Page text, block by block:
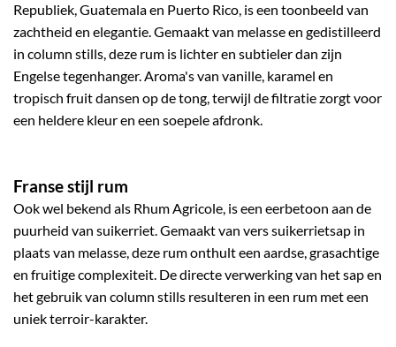
Republiek, Guatemala en Puerto Rico, is een toonbeeld van
zachtheid en elegantie. Gemaakt van melasse en gedistilleerd
in column stills, deze rum is lichter en subtieler dan zijn
Engelse tegenhanger. Aroma's van vanille, karamel en
tropisch fruit dansen op de tong, terwijl de filtratie zorgt voor
een heldere kleur en een soepele afdronk.
Franse stijl rum
Ook wel bekend als Rhum Agricole, is een eerbetoon aan de
puurheid van suikerriet. Gemaakt van vers suikerrietsap in
plaats van melasse, deze rum onthult een aardse, grasachtige
en fruitige complexiteit. De directe verwerking van het sap en
het gebruik van column stills resulteren in een rum met een
uniek terroir-karakter.